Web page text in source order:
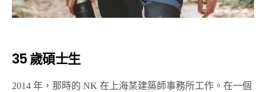
35 歲碩士生
2014 年，那時的 NK 在上海某建築師事務所工作。在一個